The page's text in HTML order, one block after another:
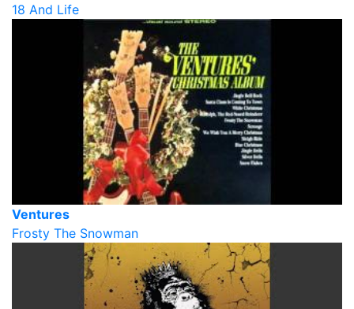
18 And Life
Ventures
Frosty The Snowman